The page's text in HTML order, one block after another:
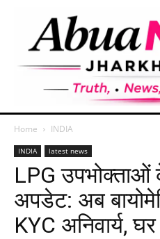
Home INDIA
INDIA latest news
LPG उपभोक्ताओं
अपडेट: अब
KYC अनिवार्य,